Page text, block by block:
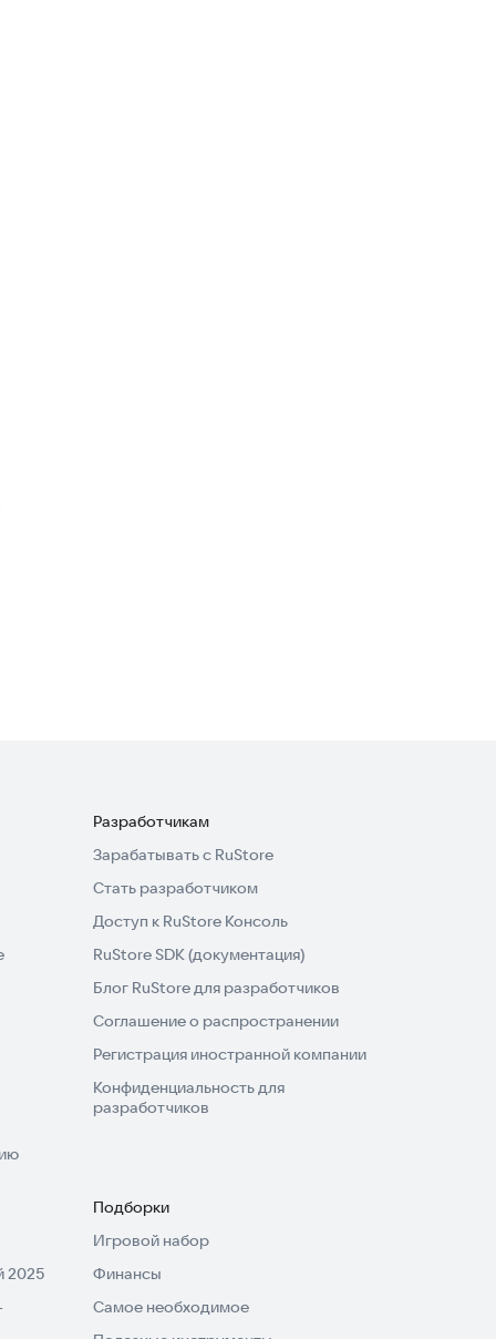
Разработчикам
Зарабатывать с RuStore
Стать разработчиком
Доступ к RuStore Консоль
RuStore SDK (документация)
Блог RuStore для разработчиков
Соглашение о распространении
Регистрация иностранной компании
Конфиденциальность для
разработчиков
2025
Подборки
Игровой набор
Финансы
Самое необходимое